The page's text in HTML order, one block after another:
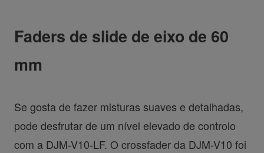
Faders de slide de eixo de 60
mm
Se gosta de fazer misturas suaves e detalhadas,
pode desfrutar de um nível elevado de controlo
com a DJM-V10-LF. O crossfader da DJM-V10 foi